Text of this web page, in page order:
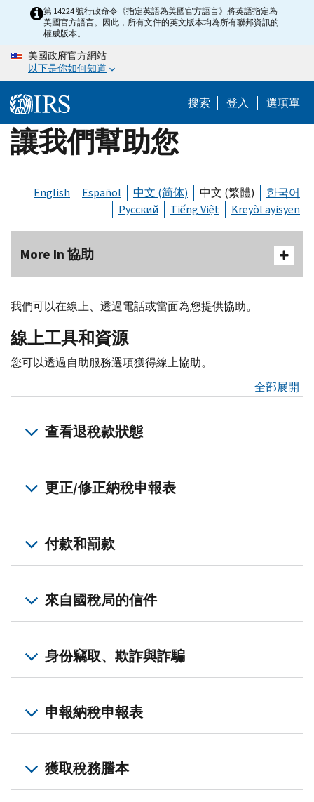
content
第 14224 號行政命令《指定英語為美國官方語言》將英語指定為
美國官方語言。因此，所有文件的英文版本均為所有聯邦資訊的
權威版本。
美國政府官方網站
以下是你如何知道
搜索 登入 選項單
讓我們幫助您
English Español 中文 (简体) 中文 (繁體)
한국어
Русский
Tiếng Việt Kreyòl ayisyen
More In 協助
我們可以在線上、透過電話或當面為您提供協助。
線上工具和資源
您可以透過自助服務選項獲得線上協助。
全部展開
查看退稅款狀態
My
的
退
稅
在
哪
訪
的
線
上
戶
低
更正/修正納稅申報表
是
該
申
報
改
過
納
報
表？
Where’sMy
付款和罰款
款
付
方
式
款
分
期
付
來自國稅局的信件
解
國
稅
局
知
或
身份竊取、欺詐與詐騙
份
身
申報納稅申報表
手
獲取稅務謄本